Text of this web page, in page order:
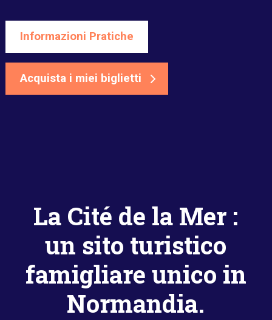
Informazioni Pratiche
Acquista i miei biglietti
La Cité de la Mer :
un sito turistico
famigliare unico in
Normandia.